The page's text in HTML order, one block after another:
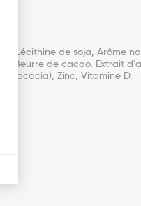
: Lécithine de soja, Arôme
Beurre de cacao, Extrait
d'acacia), Zinc, Vitamine D.